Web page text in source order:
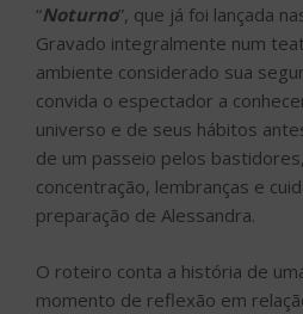
“Noturno”, que já foi lançada
Gravado integralmente num
ambiente considerado sua
convida o espectador a
universo e de seus hábitos
de um passeio pelos
concentração, lembranças e
preparação de Alessandra.
O roteiro conta a história de
momento de reflexão em